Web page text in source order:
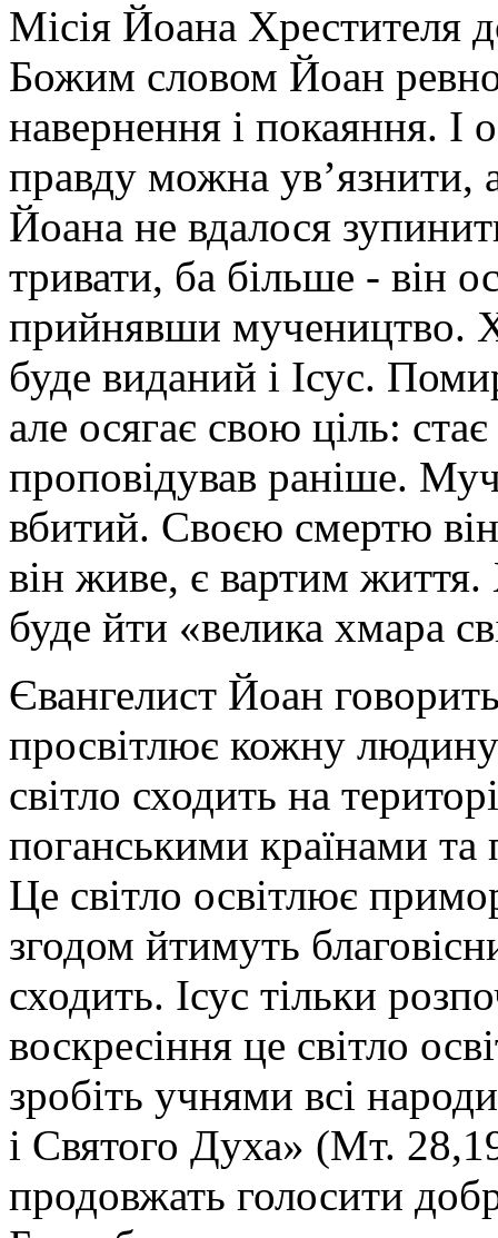
Місія Йоана Хрестителя
Божим словом Йоан
навернення і покаяння. І
правду можна ув’язнити,
Йоана не вдалося
тривати, ба більше - він
прийнявши мучеництво.
буде виданий і Ісус.
але осягає свою ціль:
проповідував раніше.
вбитий. Своєю смертю
він живе, є вартим
буде йти «велика хмара
Євангелист Йоан
просвітлює кожну
світло сходить на
поганськими країнами
Це світло освітлює
згодом йтимуть
сходить. Ісус тільки
воскресіння це світло
зробіть учнями всі
і Святого Духа» (Мт.
продовжать голосити